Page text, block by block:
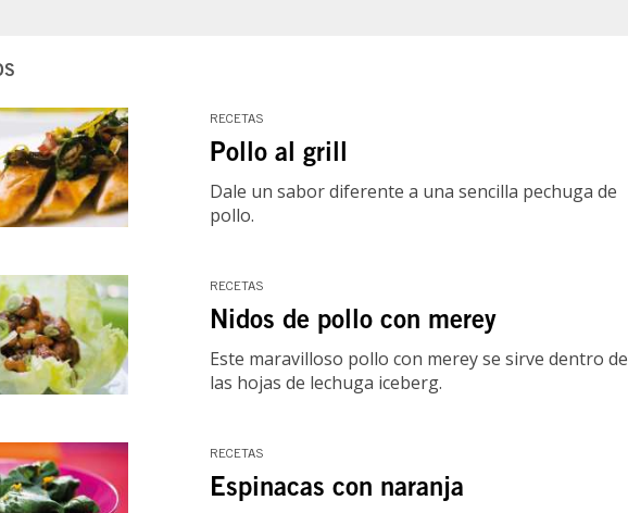
RECETAS
Pollo al grill
Dale un sabor diferente a una sencilla pechuga de
pollo.
RECETAS
Nidos de pollo con merey
Este maravilloso pollo con merey se sirve dentro de
las hojas de lechuga iceberg.
RECETAS
Espinacas con naranja